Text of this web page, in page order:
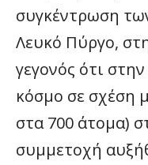
συγκέντρωση
Λευκό Πύργο,
γεγονός ότι
κόσμο σε σχέση
στα 700 άτομα)
συμμετοχή